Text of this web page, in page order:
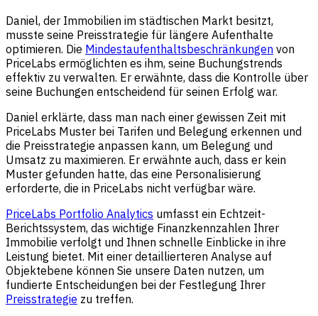
Daniel, der Immobilien im städtischen Markt besitzt,
musste seine Preisstrategie für längere Aufenthalte
optimieren. Die Mindestaufenthaltsbeschränkungen von
PriceLabs ermöglichten es ihm, seine Buchungstrends
effektiv zu verwalten. Er erwähnte, dass die Kontrolle über
seine Buchungen entscheidend für seinen Erfolg war.
Daniel erklärte, dass man nach einer gewissen Zeit mit
PriceLabs Muster bei Tarifen und Belegung erkennen und
die Preisstrategie anpassen kann, um Belegung und
Umsatz zu maximieren. Er erwähnte auch, dass er kein
Muster gefunden hatte, das eine Personalisierung
erforderte, die in PriceLabs nicht verfügbar wäre.
PriceLabs Portfolio Analytics umfasst ein Echtzeit-
Berichtssystem, das wichtige Finanzkennzahlen Ihrer
Immobilie verfolgt und Ihnen schnelle Einblicke in ihre
Leistung bietet. Mit einer detaillierteren Analyse auf
Objektebene können Sie unsere Daten nutzen, um
fundierte Entscheidungen bei der Festlegung Ihrer
Preisstrategie zu treffen.